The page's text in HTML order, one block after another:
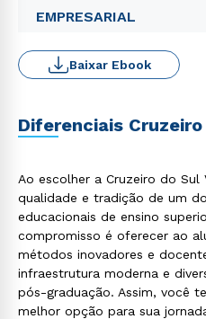
EMPRESARIAL
Baixar Ebook
Diferenciais
Ao escolher a Cruzeiro do
qualidade e tradição de um
educacionais de ensino
compromisso é oferecer ao
métodos inovadores e
infraestrutura moderna e
pós-graduação. Assim, você
melhor opção para sua
Rápido e fácil
WhatsApp